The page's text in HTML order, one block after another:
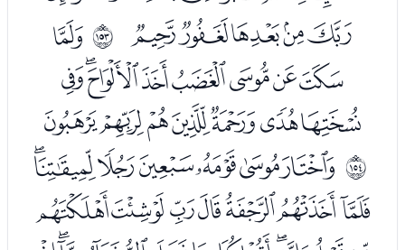
ﮣﮤﮥﮦﮧ ﲘ ﮩ
ﮪﮫﮬﮭﮮﮯﮰﮱ
ﯓﯔﯕﯖﯗﯘﯙ
ﲙ ﯛﯜﯝﯞﯟﯠﯡ
ﯢﯣﯤﯥﯦﯧﯨﯩ